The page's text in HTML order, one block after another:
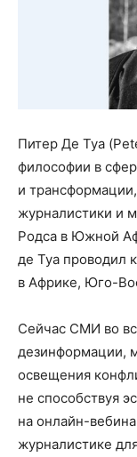
Питер Де Туа
философии в
и
журналистики и
Родса в Южной
де Туа проводил
в Африке, Юго-
Сейчас СМИ во
дезинформации,
освещения
не способствуя
на онлайн-
журналистике